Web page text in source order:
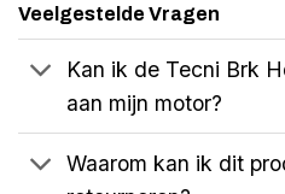
Veelgestelde Vragen
Kan ik de Tecni Brk
aan mijn motor?
Waarom kan ik dit